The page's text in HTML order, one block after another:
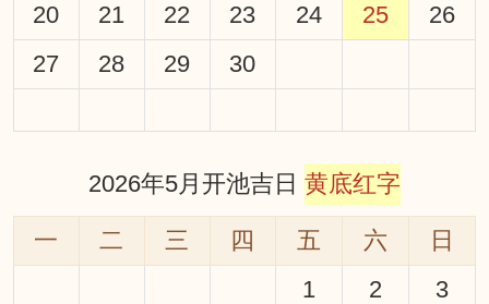
20
21 22 23 24 25
26
27
28 29 30
2026年5月开池吉日 黄底红字
一 二 三 四 五 六
日
1
2
3